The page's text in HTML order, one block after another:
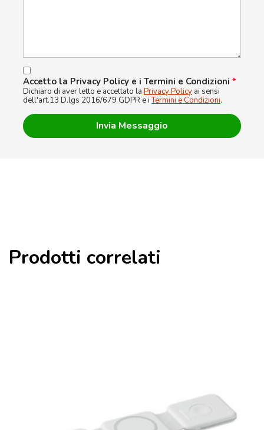
Accetto la Privacy Policy e i Termini e Condizioni *
Dichiaro di aver letto e accettato la Privacy Policy ai sensi
dell'art.13 D.lgs 2016/679 GDPR e iTermini e Condizioni.
Prodotti correlati